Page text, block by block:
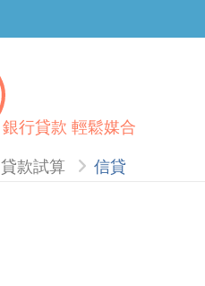
銀行貸款 輕鬆媒合
貸款試算 信貸